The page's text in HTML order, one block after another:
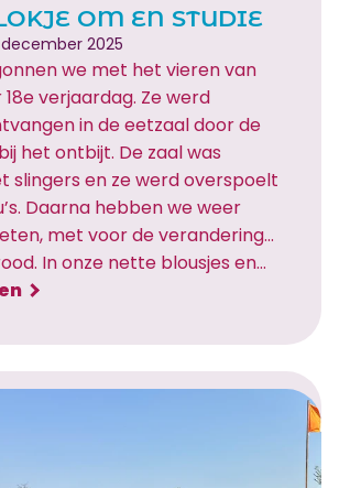
o
p
s
,
m
a
r
k
t
e
n
B
I
OM EN STUDIE
2025
we met het vieren van
18e verjaardag. Ze werd
in de eetzaal door de
het ontbijt. De zaal was
slingers en ze werd overspoelt
Daarna hebben we weer
met voor de verandering…
In onze nette blousjes en…
:
e
r
l